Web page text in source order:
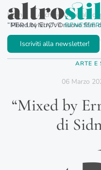
Passa al contenuto
Iscriviti alla newsletter!
Home Archivio Generale
“Mixed by Erry”: il nuovo film
ARTE E
06 Marzo
“Mixed by
di